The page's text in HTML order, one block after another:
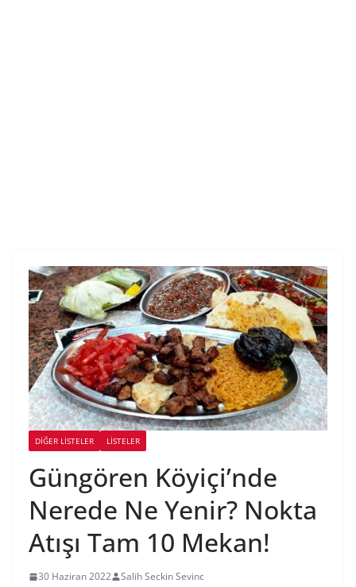
DIĞER LISTELER LİSTELER
Güngören Köyiçi’nde
Nerede Ne Yenir? Nokta
Atışı Tam 10 Mekan!
30 Haziran 2022 Salih Seckin Sevinc